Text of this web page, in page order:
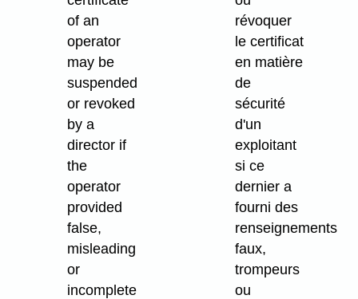
of an
operator
may be
suspended
or revoked
by a
director if
the
operator
provided
false,
misleading
or
incomplete
révoquer
le certificat
en matière
de
sécurité
d'un
exploitant
si ce
dernier a
fourni des
renseignements
faux,
trompeurs
ou